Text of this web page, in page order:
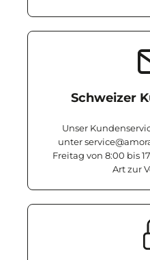
Schweizer
Unser
unter
Freitag von 8:00 bis
Art zur